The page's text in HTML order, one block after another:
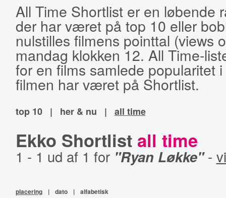
All Time Shortlist er en løbende
der har været på top 10 eller
nulstilles filmens pointtal (views
mandag klokken 12. All Time-
for en films samlede popularitet
filmen har været på Shortlist.
top 10 | her & nu | all time
Ekko Shortlist all time
1 - 1 ud af 1 for "Ryan Løkke"-
placering | dato | alfabetisk